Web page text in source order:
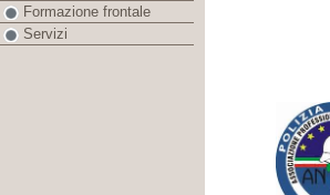
Formazione frontale
Servizi